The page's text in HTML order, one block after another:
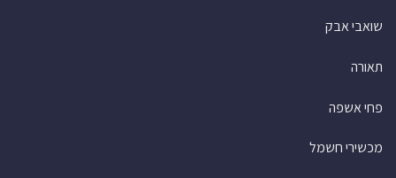
שואבי אבק
תאורה
פחי אשפה
מכשירי חשמל